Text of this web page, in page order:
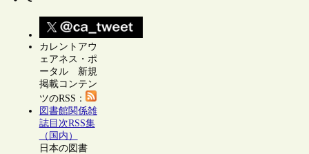
カレントアウ
ェアネス・ポ
ータル 新規
掲載コンテン
ツのRSS：
図書館関係雑
誌目次RSS集
（国内）
日本の図書